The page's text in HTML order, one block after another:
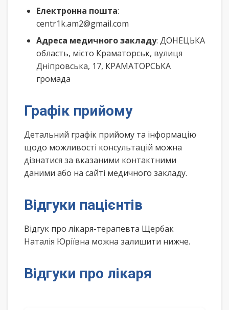
Електронна пошта:
centr1k.am2@gmail.com
Адреса медичного закладу: ДОНЕЦЬКА
область, місто Краматорськ, вулиця
Дніпровська, 17, КРАМАТОРСЬКА
громада
Графік прийому
Детальний графік прийому та інформацію
щодо можливості консультацій можна
дізнатися за вказаними контактними
даними або на сайті медичного закладу.
Відгуки пацієнтів
Відгук про лікаря-терапевта Щербак
Наталія Юріївна можна залишити нижче.
Відгуки про лікаря